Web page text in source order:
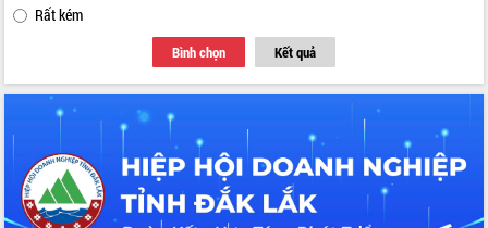
Rất kém
Bình chọn Kết quả